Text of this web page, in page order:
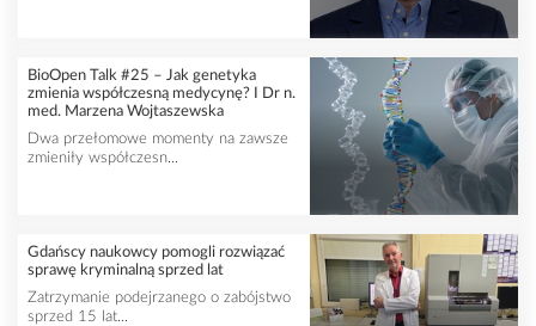
BioOpen Talk #25 – Jak genetyka
zmienia współczesną medycynę? I Dr n.
med. Marzena Wojtaszewska
Dwa przełomowe momenty na zawsze
zmieniły współczesn...
Gdańscy naukowcy pomogli rozwiązać
sprawę kryminalną sprzed lat
Zatrzymanie podejrzanego o zabójstwo
sprzed 15 lat...